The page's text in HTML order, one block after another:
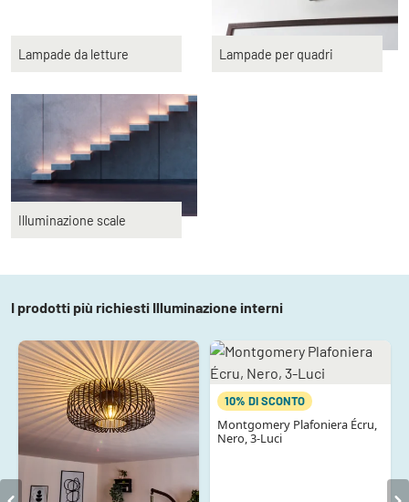
Lampade da letture Lampade per quadri
Illuminazione scale
I prodotti più richiesti Illuminazione interni
10% DI SCONTO
Montgomery Plafoniera Écru,
Nero, 3-Luci